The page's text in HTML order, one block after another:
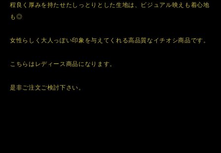
程良く厚みを持たせたしっとりとした生地は、ビジュアル映えも着心地
も◎
女性らしく大人っぽい印象を与えてくれる高品質なイチオシ商品です。
こちらはレディース商品になります。
是非ご注文ご検討下さい。